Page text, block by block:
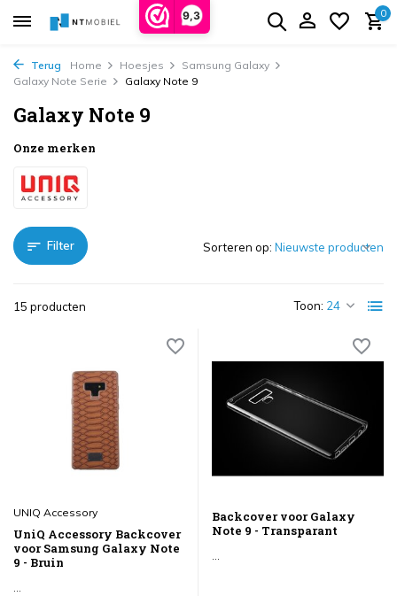
9,3 0
Terug Home Hoesjes
Samsung Galaxy
Galaxy Note Serie
Galaxy Note 9
Galaxy Note 9
Onze merken
Filter
15 producten Toon:
Sorteren op:
UNIQ Accessory
UniQ Accessory Backcover
voor Samsung Galaxy Note
9 - Bruin
Backcover voor Galaxy
Note 9 - Transparant